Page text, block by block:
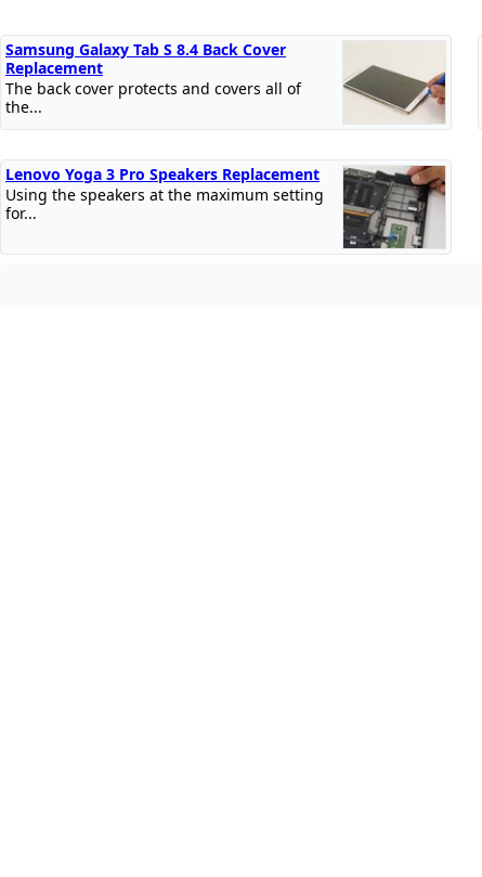
Samsung Galaxy Tab S 8.4 Back Cover
Replacement
The back cover protects and covers all of
the...
Lenovo Yoga 3 Pro Speakers Replacement
Using the speakers at the maximum setting
for...